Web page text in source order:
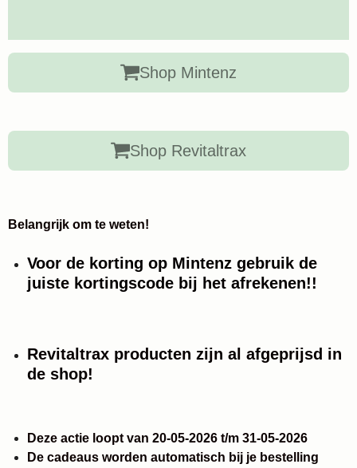
Shop Mintenz
Shop Revitaltrax
Belangrijk om te weten!
Voor de korting op Mintenz gebruik de
juiste kortingscode bij het afrekenen!!
Revitaltrax producten zijn al afgeprijsd in
de shop!
Deze actie loopt van 20-05-2026 t/m 31-05-2026
De cadeaus worden automatisch bij je bestelling